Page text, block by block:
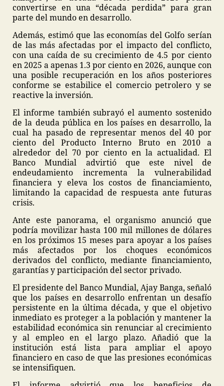
convertirse en una “década perdida” para gran
parte del mundo en desarrollo.
Además, estimó que las economías del Golfo serían
de las más afectadas por el impacto del conflicto,
con una caída de su crecimiento de 4.5 por ciento
en 2025 a apenas 1.3 por ciento en 2026, aunque con
una posible recuperación en los años posteriores
conforme se estabilice el comercio petrolero y se
reactive la inversión.
El informe también subrayó el aumento sostenido
de la deuda pública en los países en desarrollo, la
cual ha pasado de representar menos del 40 por
ciento del Producto Interno Bruto en 2010 a
alrededor del 70 por ciento en la actualidad. El
Banco Mundial advirtió que este nivel de
endeudamiento incrementa la vulnerabilidad
financiera y eleva los costos de financiamiento,
limitando la capacidad de respuesta ante futuras
crisis.
Ante este panorama, el organismo anunció que
podría movilizar hasta 100 mil millones de dólares
en los próximos 15 meses para apoyar a los países
más afectados por los choques económicos
derivados del conflicto, mediante financiamiento,
garantías y participación del sector privado.
El presidente del Banco Mundial, Ajay Banga, señaló
que los países en desarrollo enfrentan un desafío
persistente en la última década, y que el objetivo
inmediato es proteger a la población y mantener la
estabilidad económica sin renunciar al crecimiento
y al empleo en el largo plazo. Añadió que la
institución está lista para ampliar el apoyo
financiero en caso de que las presiones económicas
se intensifiquen.